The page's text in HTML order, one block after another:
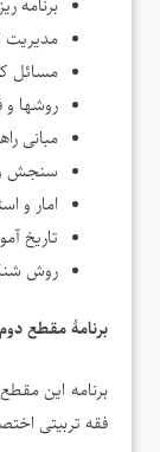
مدیریت
مسائل
روشها
مبانی
سنجش و
امار و
تاریخ
روش
برنامۀ مقطع
برنامه این
فقه تربیتی